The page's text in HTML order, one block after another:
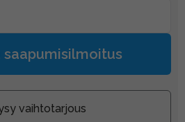
saapumisilmoitus
vaihtotarjous